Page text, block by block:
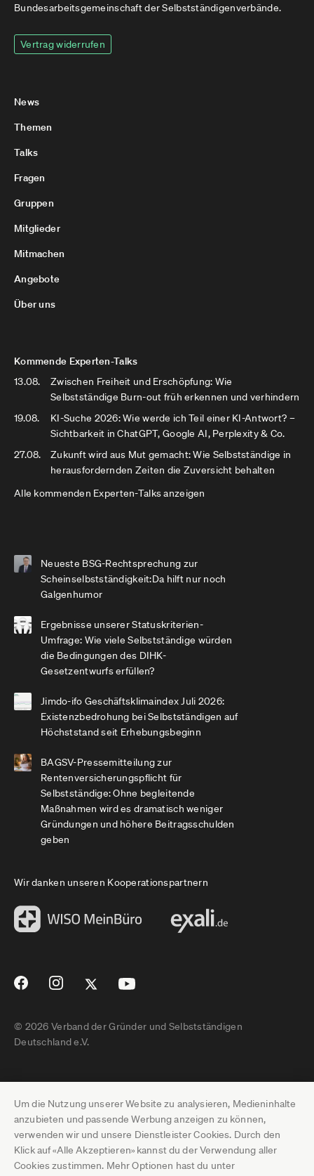
Um die Nutzung unserer Website zu analysieren, Medieninhalte
anzubieten und passende Werbung anzeigen zu können,
verwenden wir und unsere Dienstleister Cookies. Durch den
Klick auf «Alle Akzeptieren» kannst du der Verwendung aller
Cookies zustimmen. Mehr Optionen hast du unter
Bundesarbeitsgemeinschaft der Selbstständigenverbände.
Vertrag widerrufen
News
Themen
Talks
Fragen
Gruppen
Mitglieder
Mitmachen
Angebote
Über uns
Kommende Experten-Talks
13.08.
Zwischen Freiheit und Erschöpfung: Wie
Selbstständige Burn-out früh erkennen und verhindern
19.08.
KI-Suche 2026: Wie werde ich Teil einer KI-Antwort? –
Sichtbarkeit in ChatGPT, Google AI, Perplexity & Co.
27.08.
Zukunft wird aus Mut gemacht: Wie Selbstständige in
herausfordernden Zeiten die Zuversicht behalten
Alle kommenden Experten-Talks anzeigen
Neueste BSG-Rechtsprechung zur
Scheinselbstständigkeit:Da hilft nur noch
Galgenhumor
Ergebnisse unserer Statuskriterien-
Umfrage: Wie viele Selbstständige würden
die Bedingungen des DIHK-
Gesetzentwurfs erfüllen?
Jimdo-ifo Geschäftsklimaindex Juli 2026:
Existenzbedrohung bei Selbstständigen auf
Höchststand seit Erhebungsbeginn
BAGSV-Pressemitteilung zur
Rentenversicherungspflicht für
Selbstständige: Ohne begleitende
Maßnahmen wird es dramatisch weniger
Gründungen und höhere Beitragsschulden
geben
Wir danken unseren Kooperationspartnern
© 2026 Verband der Gründer und Selbstständigen
Deutschland e.V.
Impressum
Datenschutz
Pressebereich